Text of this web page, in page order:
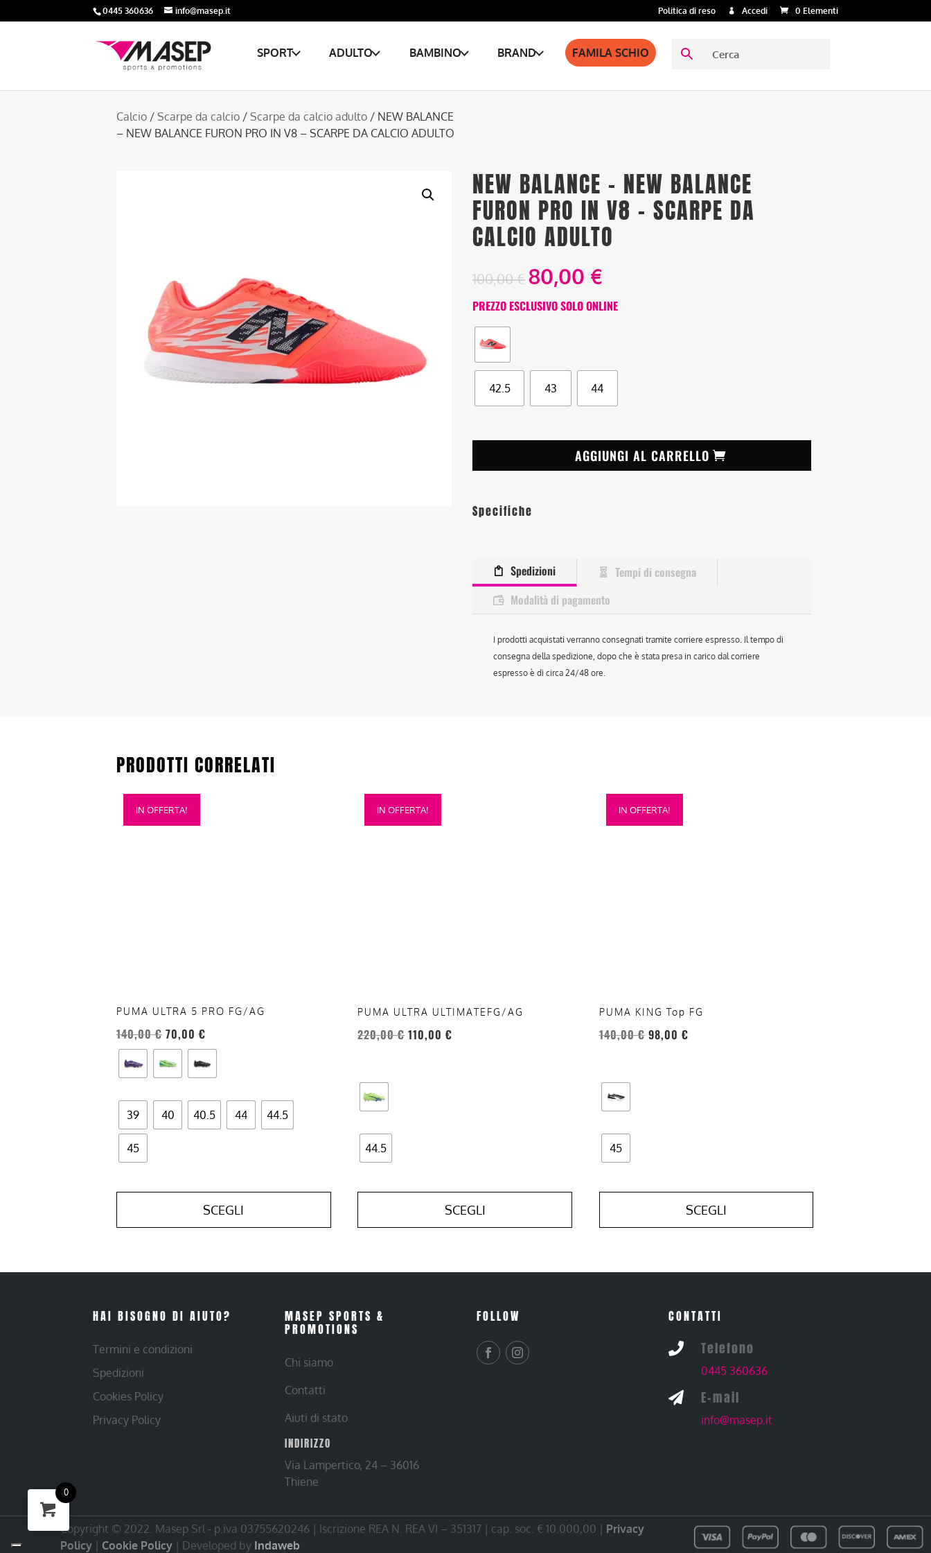
0445 360636 info@masep.it Politica di reso Accedi 0 Elementi
SPORT ADULTO BAMBINO BRAND FAMILA SCHIO
Calcio / Scarpe da calcio / Scarpe da calcio adulto / NEW BALANCE
– NEW BALANCE FURON PRO IN V8 – SCARPE DA CALCIO ADULTO
NEW BALANCE – NEW BALANCE
FURON PRO IN V8 – SCARPE DA
CALCIO ADULTO
100,00€ 80,00 €
PREZZO ESCLUSIVO SOLO ONLINE
42.5 43 44
AGGIUNGI AL CARRELLO
Specifiche
Spedizioni
Tempi di consegna
Modalità di pagamento
I prodotti acquistati verranno consegnati tramite corriere espresso. Il tempo di
consegna della spedizione, dopo che è stata presa in carico dal corriere
espresso è di circa 24/48 ore.
PRODOTTI CORRELATI
IN OFFERTA!
PUMA ULTRA 5 PRO FG/AG
140,00€ 70,00 €
39 40 40.5 44 44.5
45
SCEGLI
Questo
prodotto
del
prodotto
IN OFFERTA!
PUMA ULTRA ULTIMATEFG/AG
220,00€ 110,00€
44.5
SCEGLI
Questo
prodotto
del
prodotto
IN OFFERTA!
PUMA KING Top FG
140,00€ 98,00 €
45
SCEGLI
Questo
prodotto
del
prodotto
HAI BISOGNO DI AIUTO?
Termini e condizioni
Spedizioni
Cookies Policy
Privacy Policy
MASEP SPORTS &
PROMOTIONS
Chi siamo
Contatti
Aiuti di stato
INDIRIZZO
Via Lampertico, 24 – 36016
Thiene
FOLLOW CONTATTI
 Telefono
0445 360636
 E-mail
info@masep.it
Copyright © 2022. Masep Srl - p.iva 03755620246 | Iscrizione REA N. REA VI – 351317 | cap. soc. € 10.000,00 | Privacy
Policy | Cookie Policy | Developed by Indaweb
0